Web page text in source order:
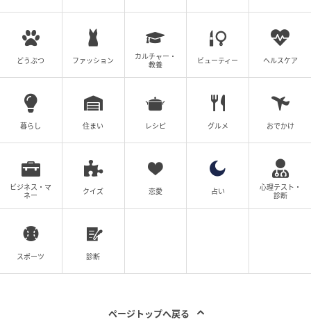
す。夫はAさんに甘く、家庭のお金から高額な小遣いを
渡していました。
「渡すなら自分の小遣いからにして」と抗議しても、
夫は「家族をねぎらって何が悪い」
と聞き入れませ
ん。さらに夫は、Aさんにブランド物の化粧品まで買
い与えているのです。
Aさんは私が不快に思っていることを知っており、わざ
と私に化粧品を見せびらかしては「ありがとうござい
ますぅ」と、ニヤニヤしながら挑発してきます。私は
そのたびに夫に詰め寄り、ブランド品を買い与えない
よう、口を酸っぱくして注意していました。
どうぶつ ファッション
カルチャー・
教養
ビューティー ヘルスケア
暮らし 住まい レシピ グルメ おでかけ
ビジネス・マ
ネー
クイズ 恋愛 占い
心理テスト・
診断
スポーツ 診断
ページトップへ戻る